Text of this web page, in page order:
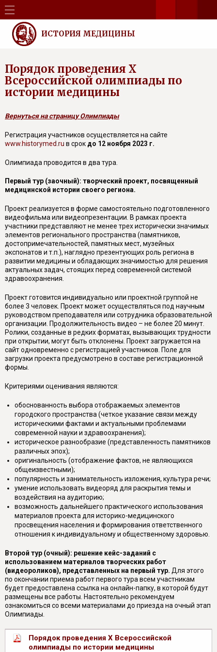
ИСТОРИЯ МЕДИЦИНЫ
Порядок проведения X
Всероссийской олимпиады по
истории медицины
Вернуться на страницу Олимпиады
Регистрация участников осуществляется на сайте
www.historymed.ru в срок до 12 ноября 2023 г.
Олимпиада проводится в два тура.
Первый тур (заочный): творческий проект, посвященный
медицинской истории своего региона.
Проект реализуется в форме самостоятельно подготовленного
видеофильма или видеопрезентации. В рамках проекта
участники представляют не менее трех исторически значимых
элементов регионального пространства (памятников,
достопримечательностей, памятных мест, музейных
экспонатов и т.п.), наглядно презентующих роль региона в
развитии медицины и обладающих значимостью для решения
актуальных задач, стоящих перед современной системой
здравоохранения.
Проект готовится индивидуально или проектной группой не
более 3 человек. Проект может осуществляться под научным
руководством преподавателя или сотрудника образовательной
организации. Продолжительность видео – не более 20 минут.
Ролики, созданные в редких форматах, вызывающих трудности
при открытии, могут быть отклонены. Проект загружается на
сайт одновременно с регистрацией участников. Поле для
загрузки проекта предусмотрено в составе регистрационной
формы.
Критериями оценивания являются:
обоснованность выбора отображаемых элементов
городского пространства (четкое указание связи между
историческими фактами и актуальными проблемами
современной науки и здравоохранения);
историческое разнообразие (представленность памятников
различных эпох);
оригинальность (отображение фактов, не являющихся
общеизвестными);
популярность и занимательность изложения, культура речи;
умение использовать видеоряд для раскрытия темы и
воздействия на аудиторию;
возможность дальнейшего практического использования
материалов проекта для историко-медицинского
просвещения населения и формирования ответственного
отношения к индивидуальному и общественному здоровью.
Второй тур (очный): решение кейс-заданий с
использованием материалов творческих работ
(видеороликов), представленных на первый тур. Для этого
по окончании приема работ первого тура всем участникам
будет предоставлена ссылка на онлайн-папку, в которой будут
размещены все работы. Настоятельно рекомендуем
ознакомиться со всеми материалами до приезда на очный этап
Олимпиады.
Порядок проведения X Всероссийской
олимпиады по истории медицины